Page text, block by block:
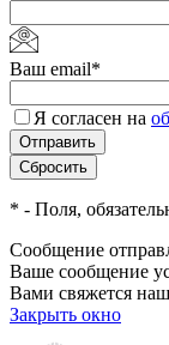
Ваш email*
Я согласен на
* - Поля,
Сообщение
Ваше сообщение
Вами свяжется
Закрыть окно